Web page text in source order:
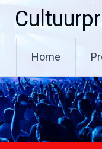
naar
Home